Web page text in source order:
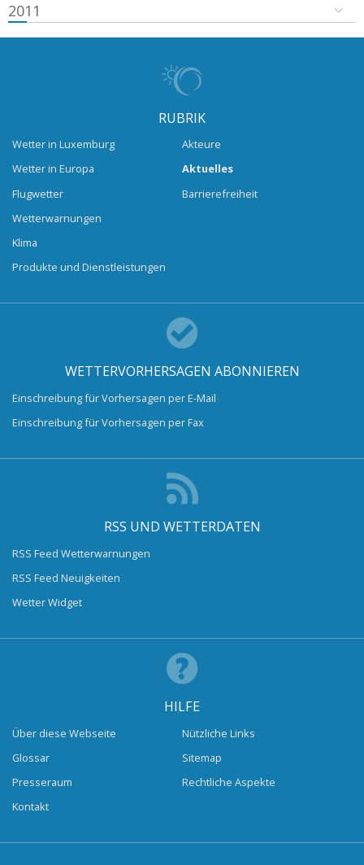
2011
RUBRIK
Wetter in Luxemburg
Wetter in Europa
Flugwetter
Wetterwarnungen
Klima
Produkte und Dienstleistungen
Akteure
Aktuelles
Barrierefreiheit
WETTERVORHERSAGEN ABONNIEREN
Einschreibung für Vorhersagen per E-Mail
Einschreibung für Vorhersagen per Fax
RSS UND WETTERDATEN
RSS Feed Wetterwarnungen
RSS Feed Neuigkeiten
Wetter Widget
HILFE
Über diese Webseite
Glossar
Presseraum
Kontakt
Nützliche Links
Sitemap
Rechtliche Aspekte